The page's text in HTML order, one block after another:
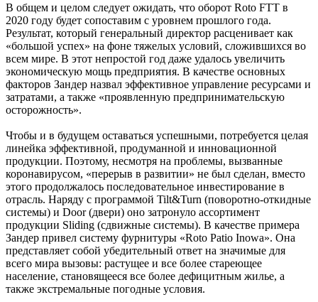
В общем и целом следует ожидать, что оборот Roto FTT в
2020 году будет сопоставим с уровнем прошлого года.
Результат, который генеральный директор расценивает как
«большой успех» на фоне тяжелых условий, сложившихся во
всем мире. В этот непростой год даже удалось увеличить
экономическую мощь предприятия. В качестве основных
факторов Зандер назвал эффективное управление ресурсами и
затратами, а также «проявленную предпринимательскую
осторожность».
Чтобы и в будущем оставаться успешными, потребуется целая
линейка эффективной, продуманной и инновационной
продукции. Поэтому, несмотря на проблемы, вызванные
коронавирусом, «перерыв в развитии» не был сделан, вместо
этого продолжалось последовательное инвестирование в
отрасль. Наряду с программой Tilt&Turn (поворотно-откидные
системы) и Door (двери) оно затронуло ассортимент
продукции Sliding (сдвижные системы). В качестве примера
Зандер привел систему фурнитуры «Roto Patio Inowa». Она
представляет собой убедительный ответ на значимые для
всего мира вызовы: растущее и все более стареющее
население, становящееся все более дефицитным жилье, а
также экстремальные погодные условия.